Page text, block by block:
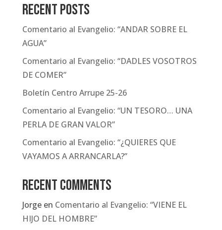
Recent Posts
Comentario al Evangelio: “ANDAR SOBRE EL
AGUA”
Comentario al Evangelio: “DADLES VOSOTROS
DE COMER”
Boletín Centro Arrupe 25-26
Comentario al Evangelio: “UN TESORO… UNA
PERLA DE GRAN VALOR”
Comentario al Evangelio: “¿QUIERES QUE
VAYAMOS A ARRANCARLA?”
Recent Comments
Jorgeen Comentario al Evangelio: “VIENE EL
HIJO DEL HOMBRE”